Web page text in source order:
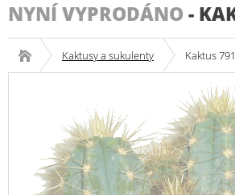
NYNÍ VYPRODÁNO -
Kaktusy a sukulenty Kaktus 791